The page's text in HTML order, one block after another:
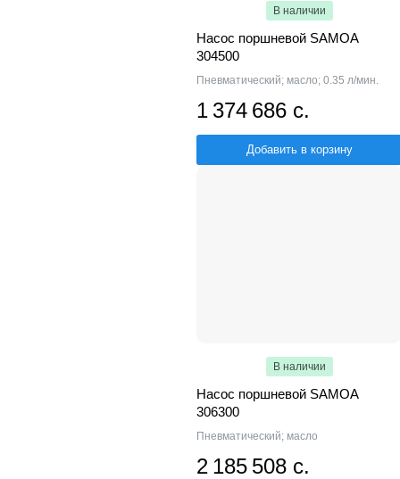
В наличии
Насос поршневой SAMOA
304500
Пневматический; масло; 0.35 л/мин.
1 374 686 с.
Добавить в корзину
В наличии
Насос поршневой SAMOA
306300
Пневматический; масло
2 185 508 с.